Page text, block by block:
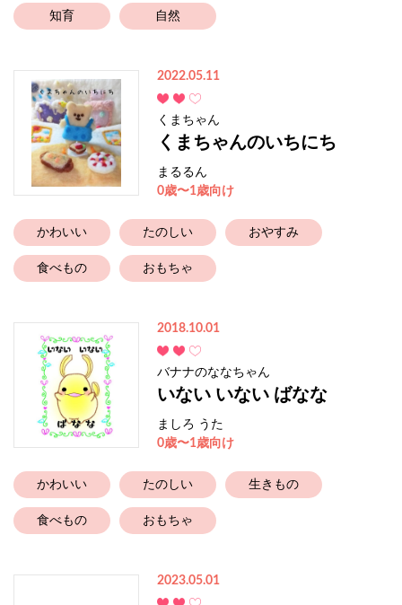
知育 自然
2022.05.11
くまちゃん
くまちゃんのいちにち
まるるん
0歳〜1歳向け
かわいい たのしい おやすみ
食べもの おもちゃ
2018.10.01
バナナのななちゃん
いない いない ばなな
ましろ うた
0歳〜1歳向け
かわいい たのしい 生きもの
食べもの おもちゃ
2023.05.01